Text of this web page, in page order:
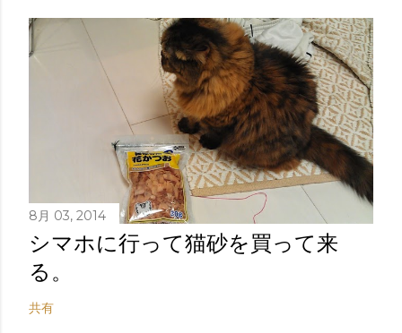
8月 03, 2014
シマホに行って猫砂を買って来
る。
共有